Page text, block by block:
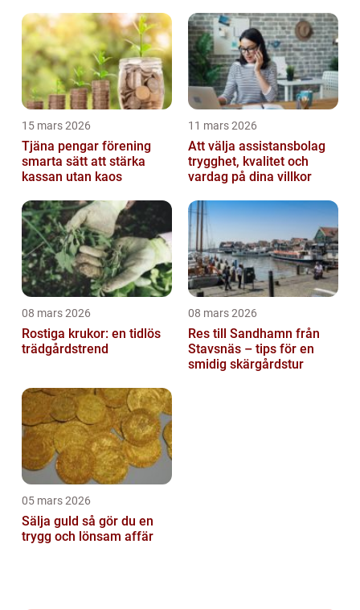
15 mars 2026
Tjäna pengar förening
smarta sätt att stärka
kassan utan kaos
11 mars 2026
Att välja assistansbolag
trygghet, kvalitet och
vardag på dina villkor
08 mars 2026
Rostiga krukor: en tidlös
trädgårdstrend
08 mars 2026
Res till Sandhamn från
Stavsnäs – tips för en
smidig skärgårdstur
05 mars 2026
Sälja guld så gör du en
trygg och lönsam affär